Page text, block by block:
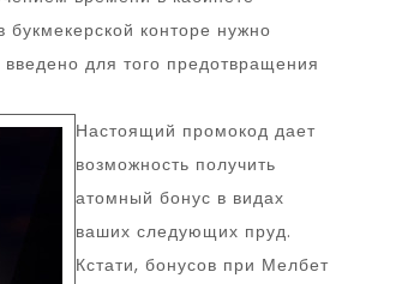
конторе нужно
для того предотвращения
Настоящий промокод дает
возможность получить
атомный бонус в видах
ваших следующих пруд.
Кстати, бонусов при Мелбет